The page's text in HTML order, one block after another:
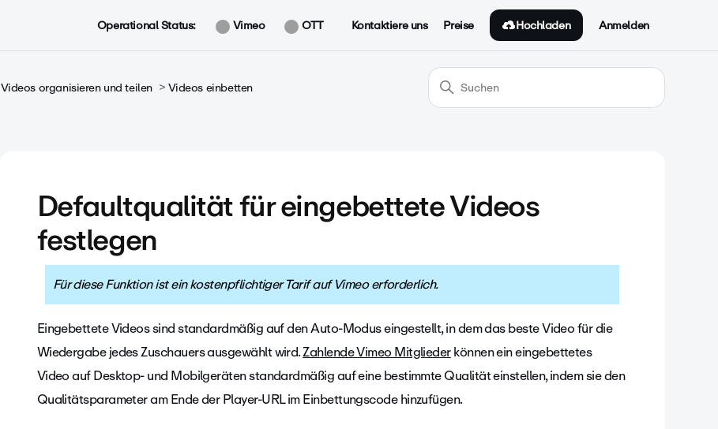
Operational Status: Vimeo OTT Kontaktiere uns Preise Hochladen Anmelden
Videos organisieren und teilen Videos einbetten
Defaultqualität für eingebettete Videos
festlegen
Für diese Funktion ist ein kostenpflichtiger Tarif auf Vimeo erforderlich.
Eingebettete Videos sind standardmäßig auf den Auto-Modus eingestellt, in dem das beste Video für die
Wiedergabe jedes Zuschauers ausgewählt wird.Zahlende Vimeo Mitgliederkönnen ein eingebettetes
Video auf Desktop- und Mobilgeräten standardmäßig auf eine bestimmte Qualität einstellen, indem sie den
Qualitätsparameter am Ende der Player-URL im Einbettungscode hinzufügen.